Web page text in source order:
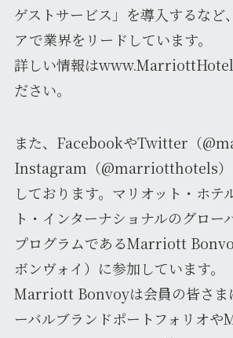
ゲストサービス」を導入するなど
アで業界をリードしています。
詳しい情報は
ださい。
また、FacebookやTwitter（
Instagram（@marriotthotels）
しております。マリオット・ホテ
ト・インターナショナルのグロー
プログラムであるMarriott
ボンヴォイ）に参加しています。
Marriott Bonvoyは会員の皆さま
ーバルブランドポートフォリオ